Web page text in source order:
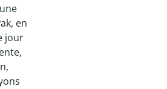
en
jour